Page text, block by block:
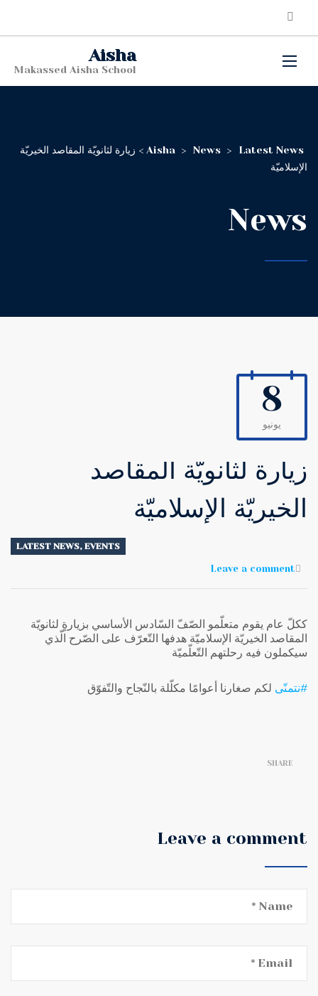
Aisha
Makassed Aisha School
Aisha > News > Latest News
> زيارة لثانويّة المقاصد الخيريّة
الإسلاميّة
News
8
يونيو
زيارة لثانويّة المقاصد
الخيريّة الإسلاميّة
LATEST NEWS, EVENTS
Leave a comment
ككلّ عام يقوم متعلّمو الصّفّ السّادس الأساسي بزيارةٍ لثانويّة
المقاصد الخيريّة الإسلاميّة هدفها التّعرّف على الصّرح الّذي
سيكملون فيه رحلتهم التّعلّميّة
#نتمنّى ‬⁩ لكم صغارنا أعوامًا مكلّلة بالنّجاح والتّفوّق
SHARE
Leave a comment